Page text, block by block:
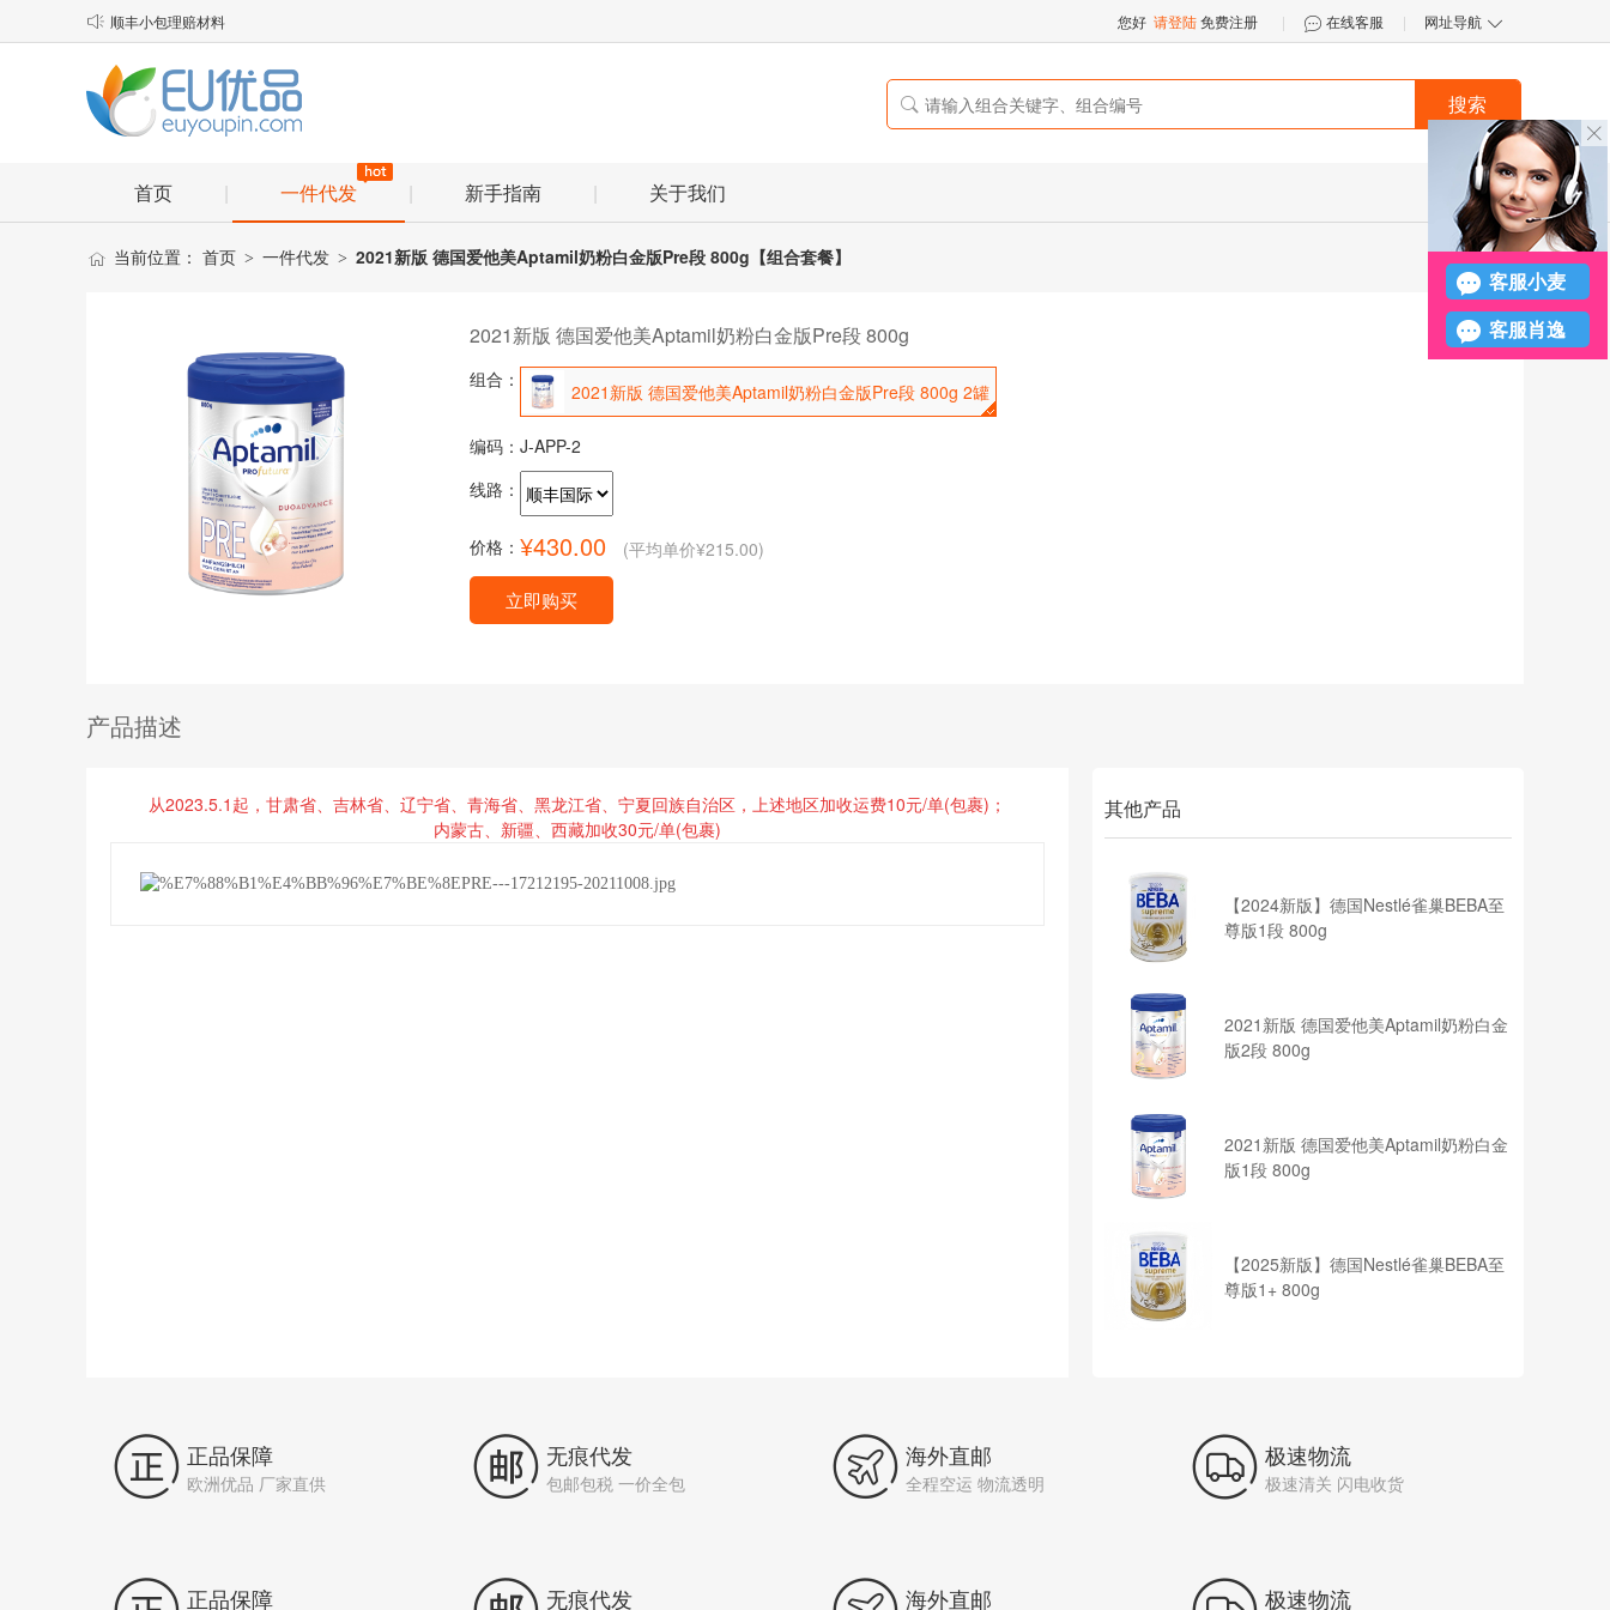
󪤐
客服小麦
客服肖逸
 顺丰小包理赔材料
物流口岸优化说明
EU优品2025年春节放假安排通知
您好 请登陆免费注册 |
 在线客服
| 网址导航 
 搜索
首页 | 一件代发 | 新手指南 | 关于我们
当前位置： 首页 > 一件代发 > 2021新版 德国爱他美Aptamil奶粉白金版Pre段 800g【组合套餐】
2021新版 德国爱他美Aptamil奶粉白金版Pre段 800g
组合：
2021新版 德国爱他美Aptamil奶粉白金版Pre段 800g 2罐
编码： J-APP-2
线路：
价格： ¥430.00 (平均单价¥215.00)
立即购买
产品描述
从2023.5.1起，甘肃省、吉林省、辽宁省、青海省、黑龙江省、宁夏回族自治区， 上述地区加收运费10元/单(包裹) ；
内蒙古、新疆、西藏加收30元/单(包裹)
其他产品
【2024新版】德国Nestlé雀巢BEBA至
尊版1段 800g
2021新版 德国爱他美Aptamil奶粉白金
版2段 800g
2021新版 德国爱他美Aptamil奶粉白金
版1段 800g
【2025新版】德国Nestlé雀巢BEBA至
尊版1+ 800g
 正品保障
欧洲优品 厂家直供  无痕代发
包邮包税 一价全包  海外直邮
全程空运 物流透明  极速物流
极速清关 闪电收货
正品保障 无痕代发 海外直邮 极速物流